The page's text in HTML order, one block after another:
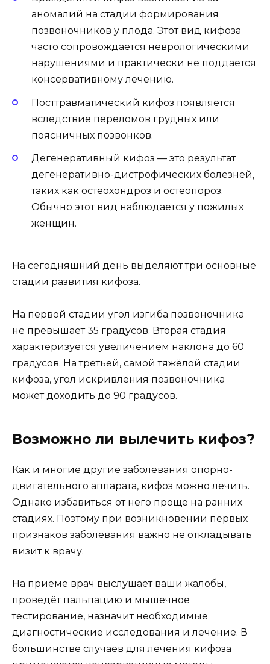
аномалий на стадии формирования
позвоночников у плода. Этот вид кифоза
часто сопровождается неврологическими
нарушениями и практически не поддается
консервативному лечению.
Посттравматический кифоз появляется
вследствие переломов грудных или
поясничных позвонков.
Дегенеративный кифоз — это результат
дегенеративно-дистрофических болезней,
таких как остеохондроз и остеопороз.
Обычно этот вид наблюдается у пожилых
женщин.
На сегодняшний день выделяют три основные
стадии развития кифоза.
На первой стадии угол изгиба позвоночника
не превышает 35 градусов. Вторая стадия
характеризуется увеличением наклона до 60
градусов. На третьей, самой тяжёлой стадии
кифоза, угол искривления позвоночника
может доходить до 90 градусов.
Возможно ли вылечить кифоз?
Как и многие другие заболевания опорно-
двигательного аппарата, кифоз можно лечить.
Однако избавиться от него проще на ранних
стадиях. Поэтому при возникновении первых
признаков заболевания важно не откладывать
визит к врачу.
На приеме врач выслушает ваши жалобы,
проведёт пальпацию и мышечное
тестирование, назначит необходимые
диагностические исследования и лечение. В
большинстве случаев для лечения кифоза